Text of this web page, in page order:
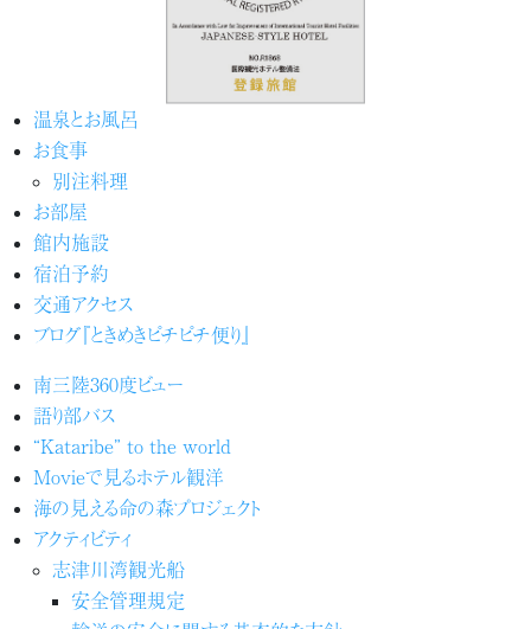
温泉とお風呂
お食事
別注料理
お部屋
館内施設
宿泊予約
交通アクセス
ブログ『ときめきピチピチ便り』
南三陸360度ビュー
語り部バス
“Kataribe” to the world
Movieで見るホテル観洋
海の見える命の森プロジェクト
アクティビティ
志津川湾観光船
安全管理規定